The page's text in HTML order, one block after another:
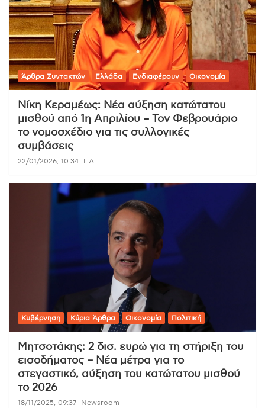
Άρθρα Συντακτών Ελλάδα Ενδιαφέρουν Οικονομία
Νίκη Κεραμέως: Νέα αύξηση κατώτατου
μισθού από 1η Απριλίου – Τον Φεβρουάριο
το νομοσχέδιο για τις συλλογικές
συμβάσεις
22/01/2026, 10:34 Γ.Α.
Κυβέρνηση Κύρια Άρθρα Οικονομία Πολιτική
Μητσοτάκης: 2 δισ. ευρώ για τη στήριξη του
εισοδήματος – Νέα μέτρα για το
στεγαστικό, αύξηση του κατώτατου μισθού
το 2026
18/11/2025, 09:37 Newsroom